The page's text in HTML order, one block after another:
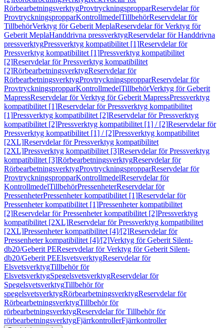
RörbearbetningsverktygProvtryckningspropparReservdelar för
ProvtryckningspropparKontrollmedelTillbehörReservdelar för
TillbehörVerktyg för Geberit MeplaReservdelar för Verktyg för
Geberit MeplaHanddrivna pressverktygReservdelar för Handdrivna
pressverktygPressverktyg kompatibilitet [1]Reservdelar för
Pressverktyg kompatibilitet [1]Pressverktyg kompatibilitet
[2]Reservdelar för Pressverktyg kompatibilitet
[2]RörbearbetningsverktygReservdelar för
RörbearbetningsverktygProvtryckningspropparReservdelar för
ProvtryckningspropparKontrollmedelTillbehörVerktyg för Geberit
MapressReservdelar för Verktyg för Geberit MapressPressverktyg
kompatibilitet [1]Reservdelar för Pressverktyg kompatibilitet
[1]Pressverktyg kompatibilitet [2]Reservdelar för Pressverktyg
kompatibilitet [2]Pressverktyg kompatibilitet [1] / [2]Reservdelar för
Pressverktyg kompatibilitet [1] / [2]Pressverktyg kompatibilitet
[2XL]Reservdelar för Pressverktyg kompatibilitet
[2XL]Pressverktyg kompatibilitet [3]Reservdelar för Pressverktyg
kompatibilitet [3]RörbearbetningsverktygReservdelar för
RörbearbetningsverktygProvtryckningspropparReservdelar för
ProvtryckningspropparKontrollmedelReservdelar för
KontrollmedelTillbehörPressenheterReservdelar för
PressenheterPressenheter kompatibilitet [1]Reservdelar för
Pressenheter kompatibilitet [1]Pressenheter kompatibilitet
[2]Reservdelar för Pressenheter kompatibilitet [2]Pressverktyg
kompatibilitet [2XL]Reservdelar för Pressverktyg kompatibilitet
[2XL]Pressenheter kompatibilitet [4]/[2]Reservdelar för
Pressenheter kompatibilitet [4]/[2]Verktyg för Geberit Silent-
db20/Geberit PEReservdelar för Verktyg för Geberit Silent-
db20/Geberit PEElsvetsverktygReservdelar för
ElsvetsverktygTillbehör för
ElsvetsverktygSpegelsvetsverktygReservdelar för
SpegelsvetsverktygTillbehör för
spegelsvetsverktygRörbearbetningsverktygReservdelar för
RörbearbetningsverktygTillbehör för
rörbearbetningsverktygReservdelar för Tillbehör för
rörbearbetningsverktygFjärrkontrollerFjärrkontroller